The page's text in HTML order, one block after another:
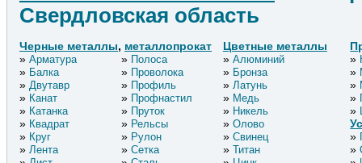
Свердловская область
Черные металлы, металлопрокат
Арматура
Балка
Двутавр
Канат
Катанка
Квадрат
Круг
Лента
Полоса
Проволока
Профиль
Профнастил
Пруток
Рельсы
Рулон
Сетка
Цветные металлы
Алюминий
Бронза
Латунь
Медь
Никель
Олово
Свинец
Титан